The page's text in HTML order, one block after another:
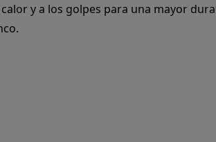
y a los golpes para una mayor